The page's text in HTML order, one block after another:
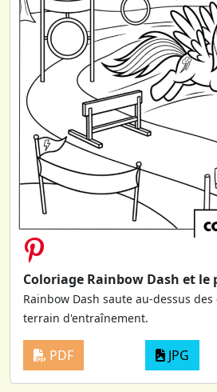
Coloriage Rainbow Dash et le
Rainbow Dash saute au-dessus
terrain d'entraînement.
PDF JPG